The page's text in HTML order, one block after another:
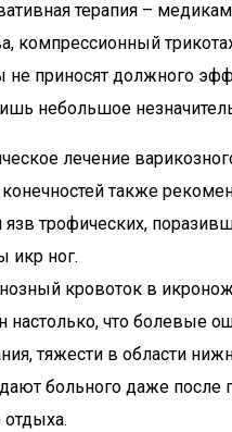
терапия –
компрессионный
не приносят должного
небольшое
лечение
также
язв трофических,
икр ног.
кровоток в
настолько, что болевые
тяжести в области
больного даже после
отдыха.